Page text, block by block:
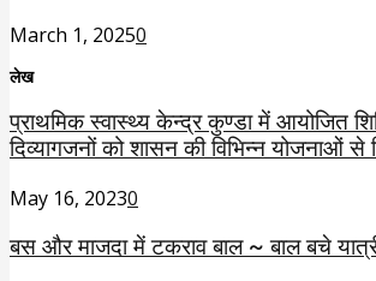
March 1, 20250
लेख
प्राथमिक स्वास्थ्य केन्द्र कुण्डा में आयोजित
दिव्यागजनों को शासन की विभिन्न योजनाओं से
May 16, 20230
बस और माजदा में टकराव बाल ~ बाल बचे